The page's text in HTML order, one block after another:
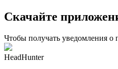
Скачайте
Чтобы получать уведомления о
HeadHunter